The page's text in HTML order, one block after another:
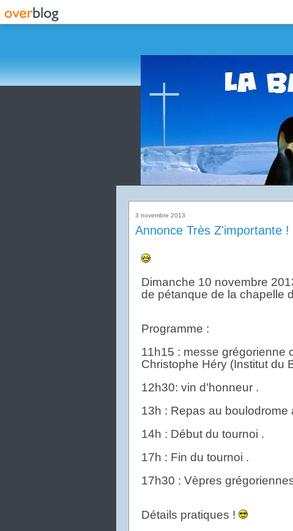
3 novembre 2013
Annonce Très Z'importante !
Dimanche 10 novembre
de pétanque de la chapelle
Programme :
11h15 : messe grégorienne
Christophe Héry (Institut du
12h30: vin d'honneur .
13h : Repas au boulodrome
14h : Début du tournoi .
17h : Fin du tournoi .
17h30 : Vèpres
Détails pratiques !